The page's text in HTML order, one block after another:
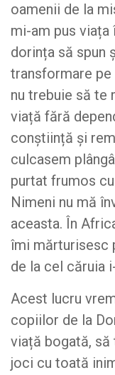
oamenii de la
mi-am pus
dorința să spun
transformare
nu trebuie să te
viață fără
conștiință și
culcasem
purtat frumos
Nimeni nu mă
aceasta. În
îmi mărturisesc
de la cel căruia
Acest lucru
copiilor de la
viață bogată,
joci cu toată